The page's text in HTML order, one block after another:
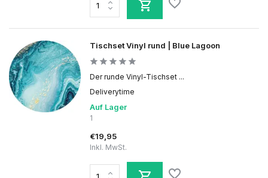
Tischset Vinyl rund | Blue Lagoon
Der runde Vinyl-Tischset ...
Deliverytime
Auf Lager
1
€19,95
Inkl. MwSt.